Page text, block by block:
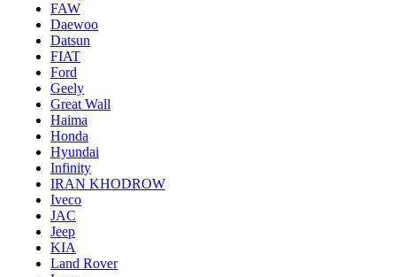
FAW
Daewoo
Datsun
FIAT
Ford
Geely
Great Wall
Haima
Honda
Hyundai
Infinity
IRAN KHODROW
Iveco
JAC
Jeep
KIA
Land Rover